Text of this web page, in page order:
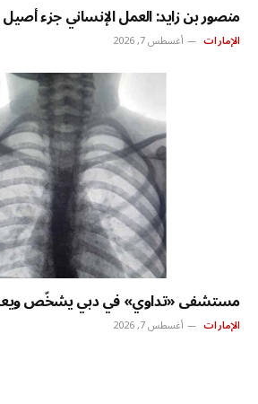
منصور بن زايد: العمل الإنساني جزء
الإمارات أغسطس 7, 2026
مستشفى «تداوي» في دبي يشخّص
الإمارات أغسطس 7, 2026